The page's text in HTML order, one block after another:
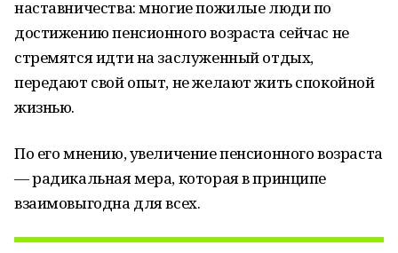
наставничества: многие пожилые люди по
достижению пенсионного возраста сейчас не
стремятся идти на заслуженный отдых,
передают свой опыт, не желают жить спокойной
жизнью.
По его мнению, увеличение пенсионного возраста
— радикальная мера, которая в принципе
взаимовыгодна для всех.